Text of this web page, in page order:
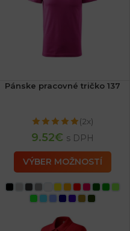
Pánske pracovné tričko 137
(2x)
9.52€ s DPH
VÝBER MOŽNOSTÍ